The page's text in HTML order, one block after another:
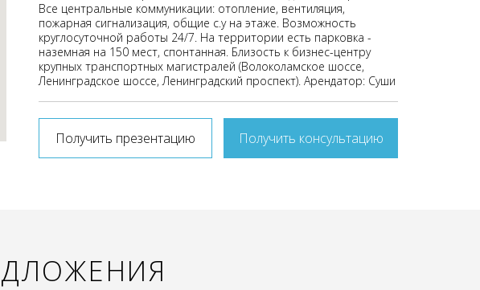
Все центральные коммуникации: отопление, вентиляция,
пожарная сигнализация, общие с.у на этаже. Возможность
круглосуточной работы 24/7. На территории есть парковка -
наземная на 150 мест, спонтанная. Близость к бизнес-центру
крупных транспортных магистралей (Волоколамское шоссе,
Ленинградское шоссе, Ленинградский проспект). Арендатор: Суши
Получить презентацию Получить консультацию